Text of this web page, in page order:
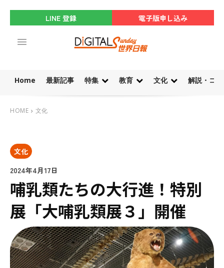
LINE 登録 電子版申し込み
Home 最新記事 特集 教育 文化 解説・コ
HOME 文化
文化
2024年4月17日
哺乳類たちの大行進！特別
展「大哺乳類展３」開催